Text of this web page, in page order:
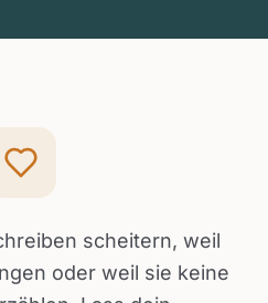
scheitern, weil
oder weil sie keine